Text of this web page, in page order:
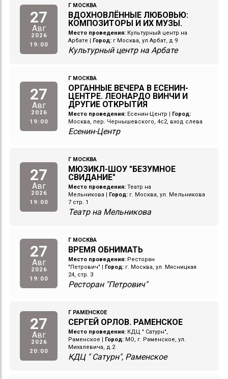
27
Авг
2026
19:00
Г МОСКВА
ВДОХНОВЛЁННЫЕ ЛЮБОВЬЮ:
КОМПОЗИТОРЫ И ИХ МУЗЫ.
Место проведения: Культурный центр на
Арбате
Город: г Москва, ул Арбат, д 9
Культурный центр на Арбате
27
Авг
2026
19:00
Г МОСКВА
ОРГАННЫЕ ВЕЧЕРА В ЕСЕНИН-
ЦЕНТРЕ. ЛЕОНАРДО ВИНЧИ И
ДРУГИЕ ОТКРЫТИЯ
Место проведения: Есенин-Центр
Город:
Москва, пер. Чернышевского, 4с2, вход слева
Есенин-Центр
27
Авг
2026
19:00
Г МОСКВА
МЮЗИКЛ-ШОУ "БЕЗУМНОЕ
СВИДАНИЕ"
Место проведения: Театр на
Мельникова
Город: г. Москва, ул. Мельникова
7 стр. 1
Театр на Мельникова
27
Авг
2026
19:00
Г МОСКВА
ВРЕМЯ ОБНИМАТЬ
Место проведения: Ресторан
"Петрович"
Город: г. Москва, ул. Мясницкая
24, стр. 3
Ресторан "Петрович"
27
Авг
2026
20:00
Г РАМЕНСКОЕ
СЕРГЕЙ ОРЛОВ. РАМЕНСКОЕ
Место проведения: КДЦ " Сатурн",
Раменское
Город: МО, г. Раменское, ул.
Михалевича, д.2
КДЦ " Сатурн", Раменское